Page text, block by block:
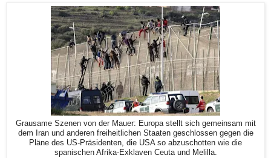
Grausame Szenen von der Mauer: Europa stellt sich gemeinsam mit
dem Iran und anderen freiheitlichen Staaten geschlossen gegen die
Pläne des US-Präsidenten, die USA so abzuschotten wie die
spanischen Afrika-Exklaven Ceuta und Melilla.